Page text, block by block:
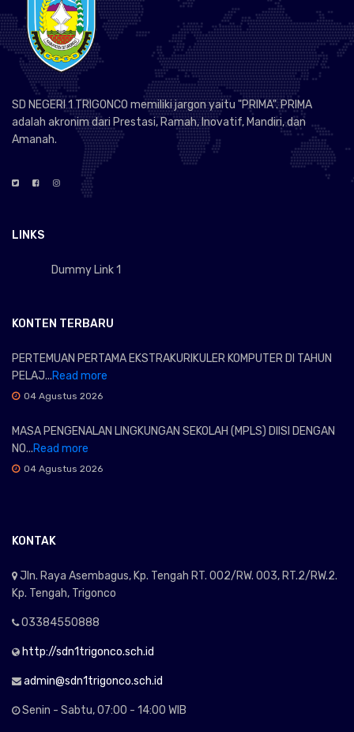
SD NEGERI 1 TRIGONCO memiliki jargon yaitu "PRIMA". PRIMA
adalah akronim dari Prestasi, Ramah, Inovatif, Mandiri, dan
Amanah.
LINKS
Dummy Link 1
KONTEN TERBARU
PERTEMUAN PERTAMA EKSTRAKURIKULER KOMPUTER DI TAHUN
PELAJ...Read more
04 Agustus 2026
MASA PENGENALAN LINGKUNGAN SEKOLAH (MPLS) DIISI DENGAN
NO...Read more
04 Agustus 2026
KONTAK
Jln. Raya Asembagus, Kp. Tengah RT. 002/RW. 003, RT.2/RW.2.
Kp. Tengah, Trigonco
03384550888
http://sdn1trigonco.sch.id
admin@sdn1trigonco.sch.id
Senin - Sabtu, 07:00 - 14:00 WIB